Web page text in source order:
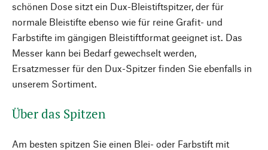
schönen Dose sitzt ein Dux-Bleistiftspitzer, der für
normale Bleistifte ebenso wie für reine Grafit- und
Farbstifte im gängigen Bleistiftformat geeignet ist. Das
Messer kann bei Bedarf gewechselt werden,
Ersatzmesser für den Dux-Spitzer finden Sie ebenfalls in
unserem Sortiment.
Über das Spitzen
Am besten spitzen Sie einen Blei- oder Farbstift mit